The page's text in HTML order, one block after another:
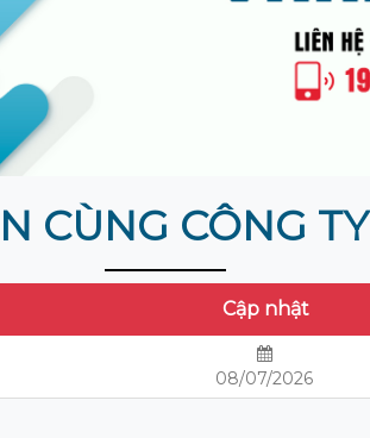
CÙNG CÔNG TY
Cập nhật
08/07/2026